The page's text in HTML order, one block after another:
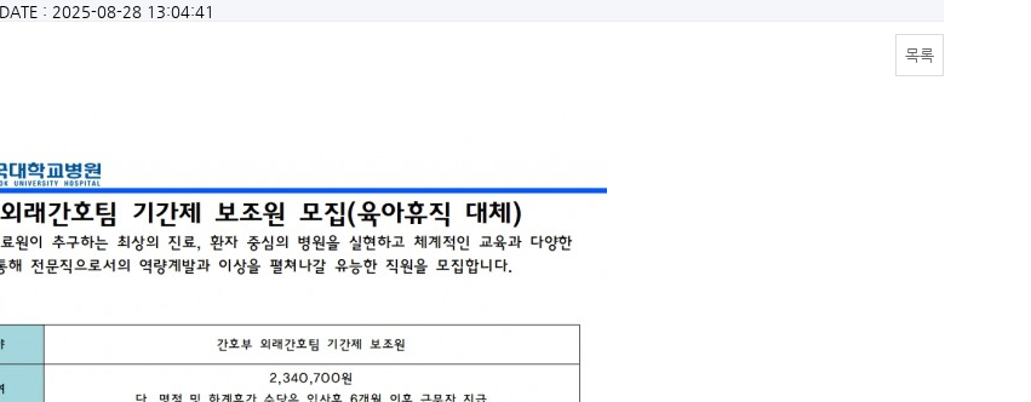
DATE : 2025-08-28 13:04:41
목록